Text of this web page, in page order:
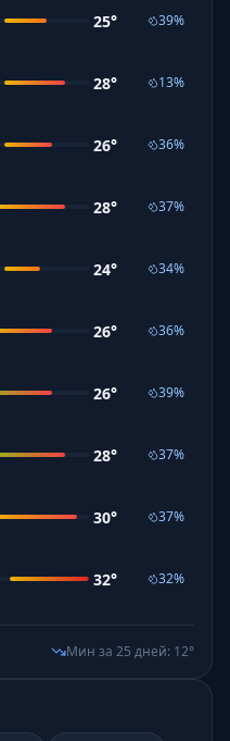
25° 39%
28° 13%
26° 36%
28° 37%
24° 34%
26° 36%
26° 39%
28° 37%
30° 37%
32° 32%
Мин за 25 дней: 12°